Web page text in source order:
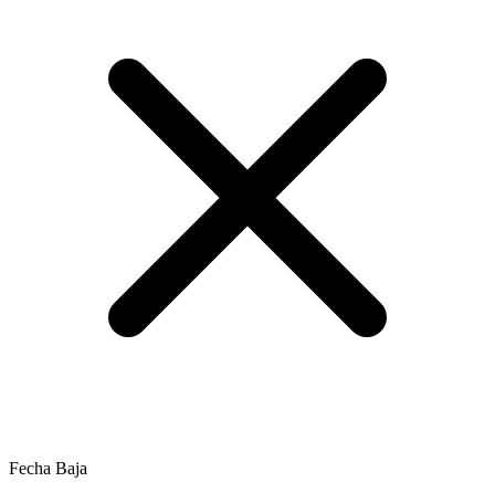
Fecha Baja